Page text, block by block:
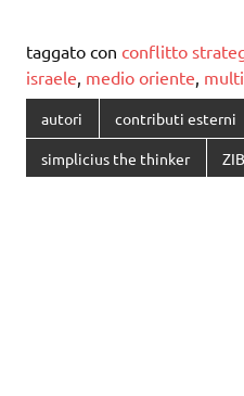
taggato con conflitto
israele, medio oriente,
autori contributi esterni
simplicius the thinker